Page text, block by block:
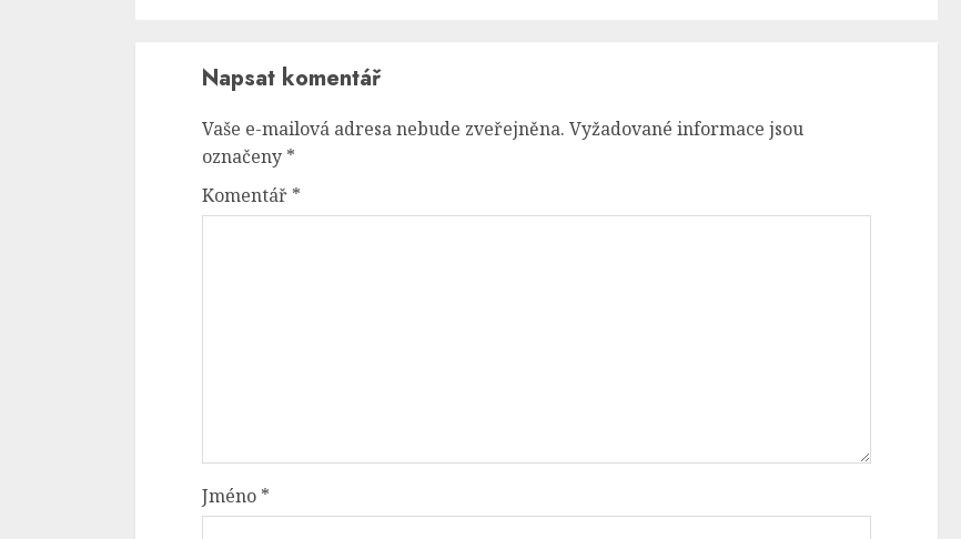
Napsat komentář
Vaše e-mailová adresa nebude zveřejněna. Vyžadované informace jsou
označeny *
Komentář *
Jméno *